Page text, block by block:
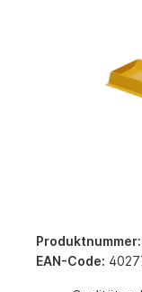
Produktnummer:
EAN-Code: